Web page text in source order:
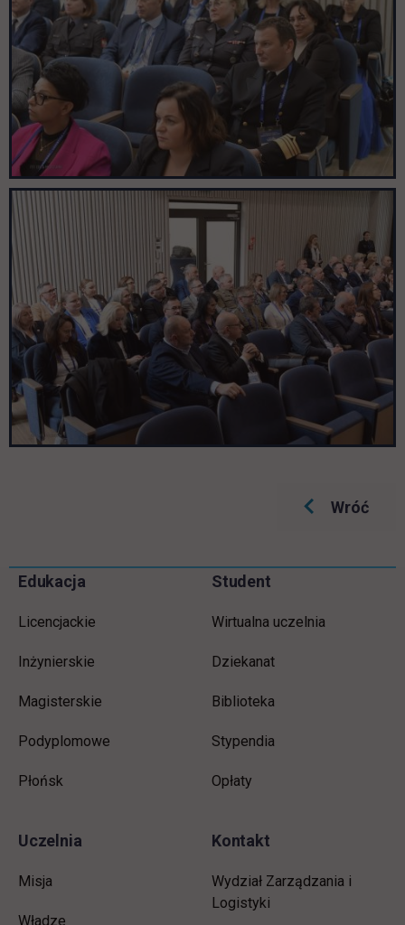
Wróć
Pomiń
Informacje w stopce
Edukacja
Licencjackie
Inżynierskie
Magisterskie
Podyplomowe
Płońsk
Student
Wirtualna uczelnia
Dziekanat
Biblioteka
Stypendia
Opłaty
Uczelnia
Misja
Władze
Kontakt
Wydział Zarządzania i
Logistyki